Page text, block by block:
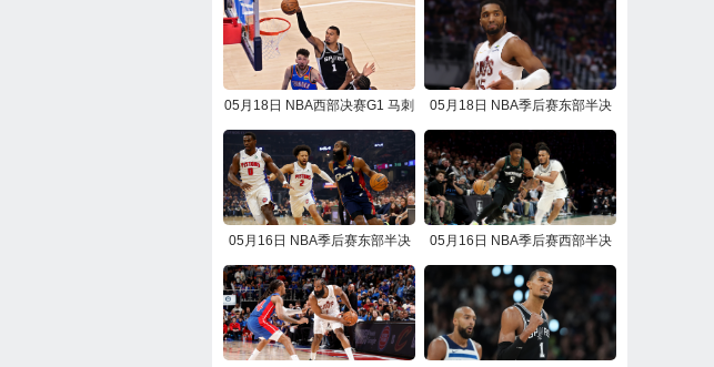
05月18日 NBA西部决赛G1 马刺
05月18日 NBA季后赛东部半决
05月16日 NBA季后赛东部半决
05月16日 NBA季后赛西部半决
放